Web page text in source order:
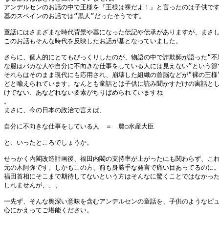
アンデルセンのお話の中で王様を『王様は裸だよ！』と言ったのは子供で
基のスペインのお話では“黒人”だったそうです。
童話にはさまざまな時代背景や基になった伝記や伝承がありますが、まさ
このお話もそんな時代を反映したお話が基となっていました。
さらに、個人的にとてもびっくりしたのが、物語の中で詐欺師が語った“不
な服はバカな人や自分に不向きな仕事をしている人には見えない”という節
それらはそのまま現代にも応用され、崩壊した組織の首脳などが“裸の王
どと喩えられています。なんとも童話とは子供に読み聞かすだけの寓話と
けでない、あなどれない要素がちりばめられていますね
。
まさに、今の日本の政治で言えば、
自分に不向きな仕事をしている人　＝　農○水産大臣
と、いったところでしょうか。
せっかく内閣改造計画後、福田内閣の支持率が上がったにも関わらず、こ
元の木阿弥です。しかもこの方、前も身勝手な発言で痛い目あってるのに
福田首相にそこまで期待してないという方はそんなに驚くことではなかっ
しれませんが、、、
一先ず、そんな奥深い意味を含むアンデルセンの童話を、子供のようなピ
心にかえってご堪能ください。